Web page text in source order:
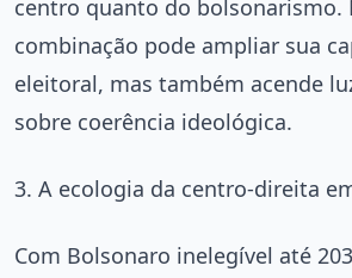
centro quanto do bolsonarismo.
combinação pode ampliar sua
eleitoral, mas também acende
sobre coerência ideológica.
3. A ecologia da centro-direita
Com Bolsonaro inelegível até